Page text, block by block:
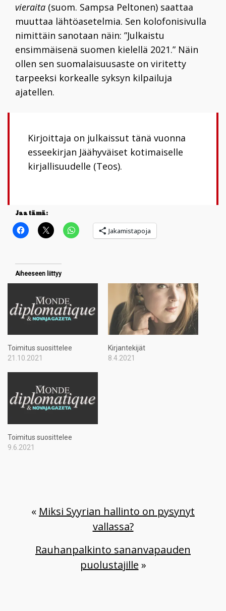
vieraita (suom. Sampsa Peltonen) saattaa
muuttaa lähtöasetelmia. Sen kolofonisivulla
nimittäin sanotaan näin: ”Julkaistu
ensimmäisenä suomen kielellä 2021.” Näin
ollen sen suomalaisuusaste on viritetty
tarpeeksi korkealle syksyn kilpailuja
ajatellen.
Kirjoittaja on julkaissut tänä vuonna
esseekirjan Jäähyväiset kotimaiselle
kirjallisuudelle (Teos).
Jaa tämä:
Jakamistapoja
Aiheeseen liittyy
Toimitus suosittelee
21.10.2021
Kirjantekijät
8.4.2021
Toimitus suosittelee
9.6.2021
« Miksi Syyrian hallinto on pysynyt
vallassa?
Rauhanpalkinto sananvapauden
puolustajille »